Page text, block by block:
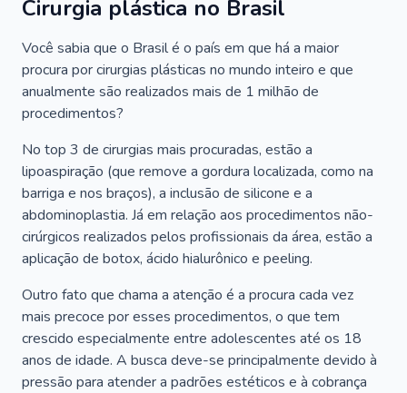
Cirurgia plástica no Brasil
Você sabia que o Brasil é o país em que há a maior
procura por cirurgias plásticas no mundo inteiro e que
anualmente são realizados mais de 1 milhão de
procedimentos?
No top 3 de cirurgias mais procuradas, estão a
lipoaspiração (que remove a gordura localizada, como na
barriga e nos braços), a inclusão de silicone e a
abdominoplastia. Já em relação aos procedimentos não-
cirúrgicos realizados pelos profissionais da área, estão a
aplicação de botox, ácido hialurônico e peeling.
Outro fato que chama a atenção é a procura cada vez
mais precoce por esses procedimentos, o que tem
crescido especialmente entre adolescentes até os 18
anos de idade. A busca deve-se principalmente devido à
pressão para atender a padrões estéticos e à cobrança